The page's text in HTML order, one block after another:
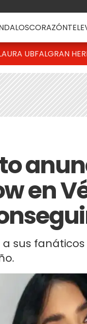
CORAZÓN
UBFALGRAN
en
sus